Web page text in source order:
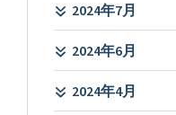
2024年7月
2024年6月
2024年4月